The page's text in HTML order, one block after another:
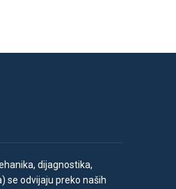
dijagnostika,
se odvijaju preko naših